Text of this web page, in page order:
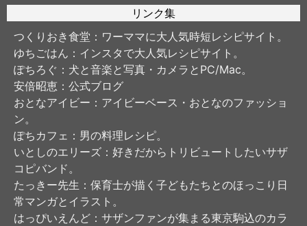
リンク集
つくりおき食堂 ：ワーママに大人気時短レシピサイト。
ゆちごはん ：インスタで大人気レシピサイト。
ぽちろぐ ：犬と音楽と写真・カメラとPC/Mac。
安倍昭恵 ：公式ブログ
おとなアイビー ：アイビーベース・おとなのファッショ
ン。
ぽちカフェ ：男の料理レシピ。
いとしのエリーズ ：好きだからトリビュートしたいサザ
コピバンド。
たっきー先生 ：保育士が描く子どもたちとのほっこり日
常マンガとイラスト。
はっぴいえんど ：サザンファンが集まる東京駒込のカラ